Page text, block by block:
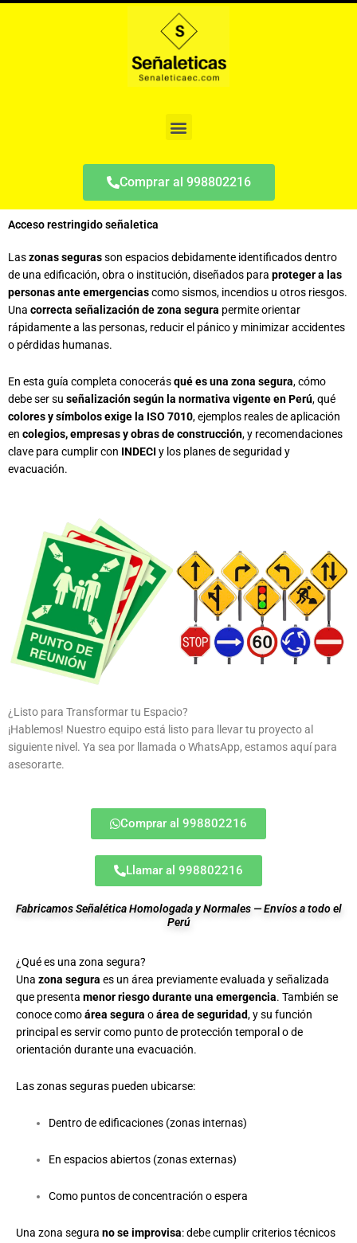
Menu
Comprar al 998802216
Acceso restringido señaletica
Laszonas segurasson espacios debidamente identificados dentro
de una edificación, obra o institución, diseñados para proteger a las
personas ante emergenciascomo sismos, incendios u otros riesgos.
Una correcta señalización de zona segura permite orientar
rápidamente a las personas, reducir el pánico y minimizar accidentes
o pérdidas humanas.
En esta guía completa conocerásqué es una zona segura, cómo
debe ser su señalización según la normativa vigente en Perú, qué
colores y símbolos exige la ISO 7010, ejemplos reales de aplicación
en colegios, empresas y obras de construcción, y recomendaciones
clave para cumplir con INDECI y los planes de seguridad y
evacuación.
¿Listo para Transformar tu Espacio?
¡Hablemos! Nuestro equipo está listo para llevar tu proyecto al
siguiente nivel. Ya sea por llamada o WhatsApp, estamos aquí para
asesorarte.
Comprar al 998802216
Llamar al 998802216
Fabricamos Señalética Homologada y Normales — Envíos a todo el
Perú
¿Qué es una zona segura?
Una zona segura es un área previamente evaluada y señalizada
que presenta menor riesgo durante una emergencia. También se
conoce comoárea segura oárea de seguridad, y su función
principal es servir como punto de protección temporal o de
orientación durante una evacuación.
Las zonas seguras pueden ubicarse:
Dentro de edificaciones (zonas internas)
En espacios abiertos (zonas externas)
Como puntos de concentración o espera
Una zona segura no se improvisa: debe cumplir criterios técnicos